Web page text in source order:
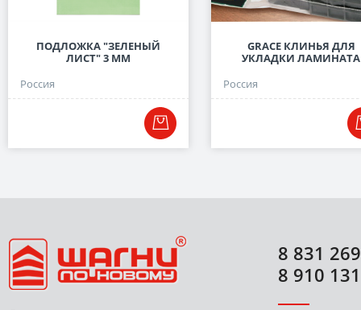
ПОДЛОЖКА "ЗЕЛЕНЫЙ
ЛИСТ" 3 ММ
Россия
GRACE КЛИНЬЯ ДЛЯ
УКЛАДКИ ЛАМИНАТА
Россия
8 831
8 910